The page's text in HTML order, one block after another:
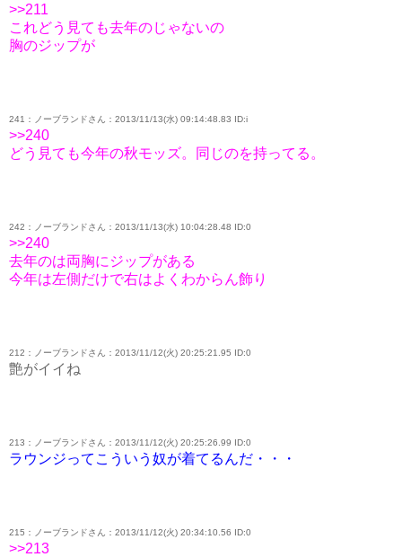
>>211
これどう見ても去年のじゃないの
胸のジップが
241：ノーブランドさん：2013/11/13(水) 09:14:48.83 ID:i
>>240
どう見ても今年の秋モッズ。同じのを持ってる。
242：ノーブランドさん：2013/11/13(水) 10:04:28.48 ID:0
>>240
去年のは両胸にジップがある
今年は左側だけで右はよくわからん飾り
212：ノーブランドさん：2013/11/12(火) 20:25:21.95 ID:0
艶がイイね
213：ノーブランドさん：2013/11/12(火) 20:25:26.99 ID:0
ラウンジってこういう奴が着てるんだ・・・
215：ノーブランドさん：2013/11/12(火) 20:34:10.56 ID:0
>>213